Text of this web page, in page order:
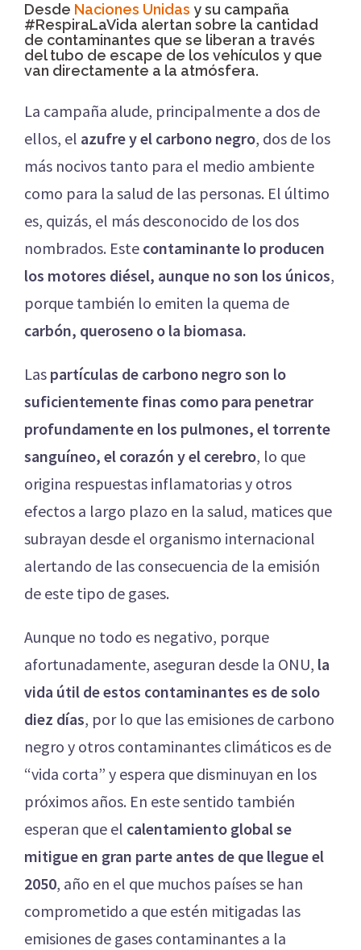
Desde Naciones Unidas y su campaña
#RespiraLaVida alertan sobre la cantidad
de contaminantes que se liberan a través
del tubo de escape de los vehículos y que
van directamente a la atmósfera.
La campaña alude, principalmente a dos de
ellos, el azufre y el carbono negro, dos de los
más nocivos tanto para el medio ambiente
como para la salud de las personas. El último
es, quizás, el más desconocido de los dos
nombrados. Este contaminante lo producen
los motores diésel, aunque no son los únicos,
porque también lo emiten la quema de
carbón, queroseno o la biomasa.
Las partículas de carbono negro son lo
suficientemente finas como para penetrar
profundamente en los pulmones, el torrente
sanguíneo, el corazón y el cerebro, lo que
origina respuestas inflamatorias y otros
efectos a largo plazo en la salud, matices que
subrayan desde el organismo internacional
alertando de las consecuencia de la emisión
de este tipo de gases.
Aunque no todo es negativo, porque
afortunadamente, aseguran desde la ONU, la
vida útil de estos contaminantes es de solo
diez días, por lo que las emisiones de carbono
negro y otros contaminantes climáticos es de
“vida corta” y espera que disminuyan en los
próximos años. En este sentido también
esperan que el calentamiento global se
mitigue en gran parte antes de que llegue el
2050, año en el que muchos países se han
comprometido a que estén mitigadas las
emisiones de gases contaminantes a la